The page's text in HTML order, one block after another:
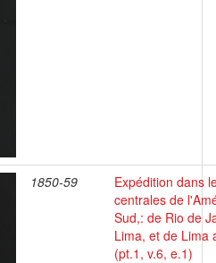
1850-59
Expédition dans
centrales de
Sud,: de Rio de
Lima, et de Lima
(pt.1, v.6, e.1)